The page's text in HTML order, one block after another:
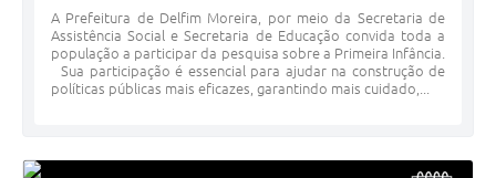
A Prefeitura de Delfim Moreira, por meio da Secretaria de
Assistência Social e Secretaria de Educação convida toda a
população a participar da pesquisa sobre a Primeira Infância.
Sua participação é essencial para ajudar na construção de
políticas públicas mais eficazes, garantindo mais cuidado,...